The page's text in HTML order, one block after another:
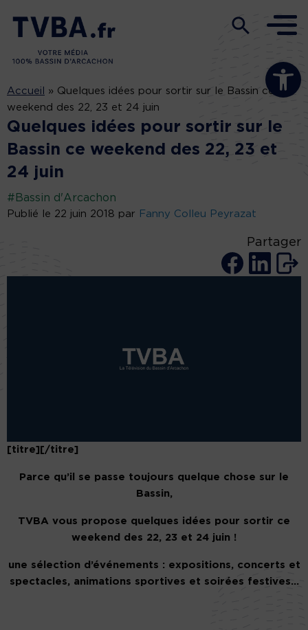
Ouvrir la
Accueil » Quelques idées pour sortir sur le Bassin ce
weekend des 22, 23 et 24 juin
Quelques idées pour sortir sur le
Bassin ce weekend des 22, 23 et
24 juin
#Bassin d'Arcachon
Publié le 22 juin 2018 par Fanny Colleu Peyrazat
Partager
[titre][/titre]
Parce qu’il se passe toujours quelque chose sur le
Bassin,
TVBA vous propose quelques idées pour sortir ce
weekend des 22, 23 et 24 juin !
une sélection d’événements : expositions, concerts et
spectacles, animations sportives et soirées festives…